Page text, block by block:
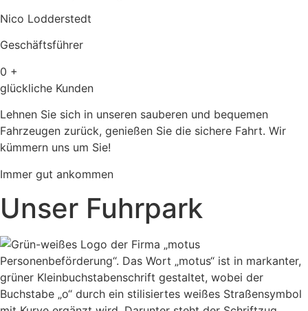
Nico Lodderstedt
Geschäftsführer
0 +
glückliche Kunden
Lehnen Sie sich in unseren sauberen und bequemen
Fahrzeugen zurück, genießen Sie die sichere Fahrt. Wir
kümmern uns um Sie!
Immer gut ankommen
Unser Fuhrpark